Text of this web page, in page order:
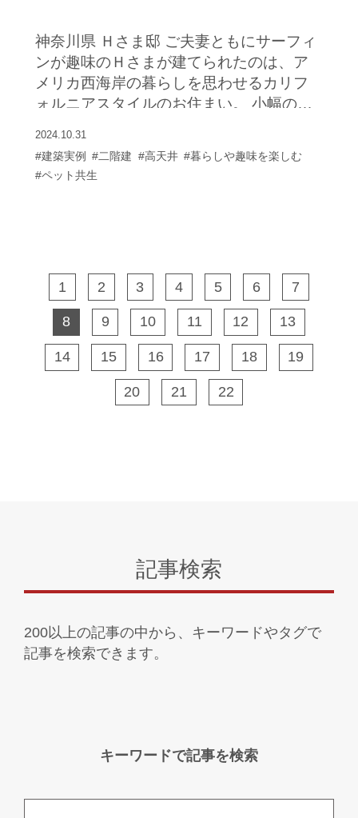
神奈川県 Ｈさま邸 ご夫妻ともにサーフィ
ンが趣味のＨさまが建てられたのは、ア
メリカ西海岸の暮らしを思わせるカリフ
ォルニアスタイルのお住まい。 小幅の板
フェンスがカジュアルな雰囲気を醸し出
しています。玄関ホールに入るとサーフ
にもなっていて素敵です。「3ｍもあるボ
ードを抱えて屋内で方向転換するのは大
変ですから、玄関に入ってすぐ横の壁面
に収納できるのは本当に便利。出し入れ
がとても気楽になりました」とＨさま。
リビングを吹き抜けにしたＬＤＫの開放
感もお気に入りです。大開口サッシから
夫妻のライフスタイルに欠かせないアウ
ドアの憩いの場。「海帰りにはサーフィ
ーを楽しみます。多いときは20人ほど集
まることもありますよ」とＨさまはうれ
しそう。ウッドデッキは愛犬の遊び場に
く家に帰りたい！』が二人の口癖になり
ました」とご夫妻の笑顔がはじけまし
2024.10.31
#建築実例 #二階建 #高天井 #暮らしや趣味を楽しむ
#ペット共生
1 2 3 4 5 6 7
8 9 10 11 12 13
14 15 16 17 18 19
20 21 22
記事検索
200以上の記事の中から、キーワードやタグで
記事を検索できます。
キーワードで記事を検索